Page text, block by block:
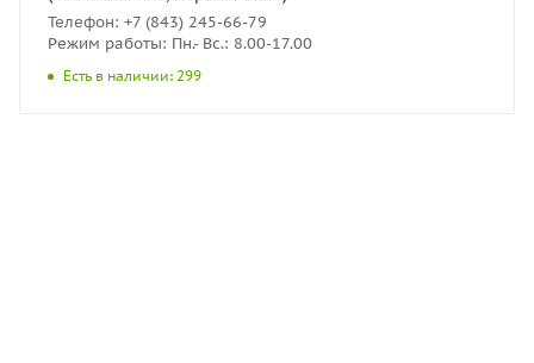
Телефон: +7 (843) 245-66-79
Режим работы: Пн.- Вс.: 8.00-17.00
Есть в наличии: 299